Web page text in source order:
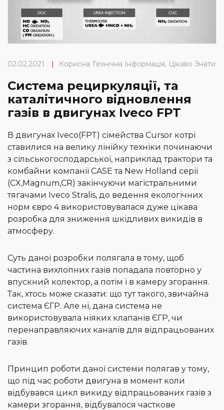
02.02.2021 | Корисна Технічна Інформація, Цікаво Знати
Система рециркуляції, та
каталітичного відновлення
газів в двигунах Iveco FPT
В двигунах Iveco(FPT) сімейства Cursor котрі
ставилися на велику лінійку техніки починаючи
з сільськогосподарської, наприклад трактори та
комбайни компанії CASE та New Holland серії
(CX,Magnum,CR) закінчуючи магістральними
тягачами Iveco Stralis, до ведення екологічних
норм євро 4 використовувалася дуже цікава
розробка для зниження шкідливих викидів в
атмосферу.
Суть даної розробки полягала в тому, щоб
частина вихлопних газів попадала повторно у
впускний колектор, а потім і в камеру згорання.
Так, хтось може сказати: що тут такого, звичайна
система ЄГР. Але ні, дана система не
використовувала ніяких клапанів ЄГР, чи
перенаправляючих каналів для відпрацьованих
газів.
Принцип роботи даної системи полягав у тому,
що під час роботи двигуна в момент коли
відбувався цикл викиду відпрацьованих газів з
камери згорання, відбувалося часткове